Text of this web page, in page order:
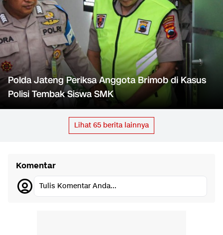
Polda Jateng Periksa Anggota Brimob di Kasus
Polisi Tembak Siswa SMK
Lihat 65 berita lainnya
Komentar
Tulis Komentar Anda...